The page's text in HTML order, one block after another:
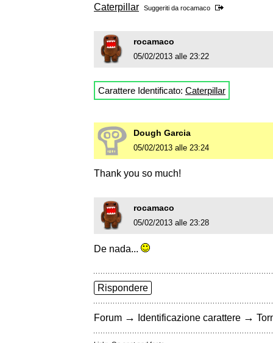
Caterpillar Suggeriti da rocamaco
rocamaco
05/02/2013 alle 23:22
Carattere Identificato: Caterpillar
Dough Garcia
05/02/2013 alle 23:24
Thank you so much!
rocamaco
05/02/2013 alle 23:28
De nada...
Rispondere
Forum → Identificazione carattere →